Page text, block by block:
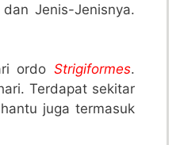
Jenis-Jenisnya.
ordo Strigiformes.
Terdapat sekitar
juga termasuk